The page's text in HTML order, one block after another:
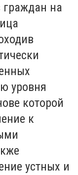
граждан на
уровня
которой
к
устных и